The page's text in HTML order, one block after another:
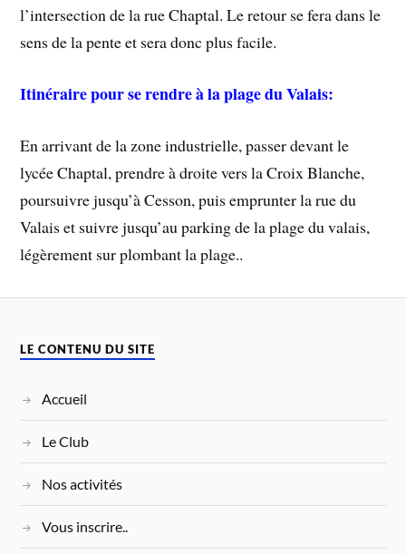
l’intersection de la rue Chaptal. Le retour se fera dans le
sens de la pente et sera donc plus facile.
Itinéraire pour se rendre à la plage du Valais:
En arrivant de la zone industrielle, passer devant le
lycée Chaptal, prendre à droite vers la Croix Blanche,
poursuivre jusqu’à Cesson, puis emprunter la rue du
Valais et suivre jusqu’au parking de la plage du valais,
légèrement sur plombant la plage..
LE CONTENU DU SITE
Accueil
Le Club
Nos activités
Vous inscrire..